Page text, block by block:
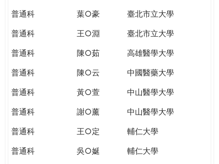
普通科
葉○豪
臺北市立大學
普通科
王○淵
臺北市立大學
普通科
陳○茹
高雄醫學大學
普通科
陳○云
中國醫藥大學
普通科
黃○萱
中山醫學大學
普通科
謝○薰
中山醫學大學
普通科
王○定
輔仁大學
普通科
吳○娫
輔仁大學